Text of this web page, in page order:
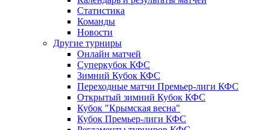
Статистика
Команды
Новости
Другие турниры
Онлайн матчей
Суперкубок КФС
Зимний Кубок КФС
Переходные матчи Премьер-лиги КФС
Открытый зимний Кубок КФС
Кубок "Крымская весна"
Кубок Премьер-лиги КФС